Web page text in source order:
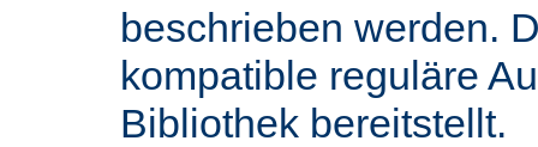
beschrieben werden.
kompatible reguläre
Bibliothek bereitstellt.